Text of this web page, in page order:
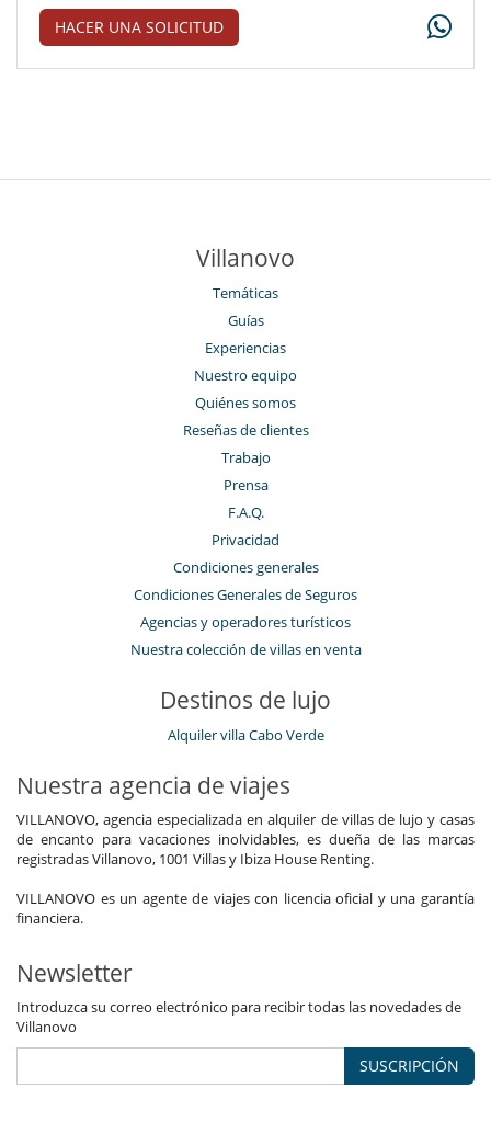
HACER UNA SOLICITUD
Villanovo
Temáticas
Guías
Experiencias
Nuestro equipo
Quiénes somos
Reseñas de clientes
Trabajo
Prensa
F.A.Q.
Privacidad
Condiciones generales
Condiciones Generales de Seguros
Agencias y operadores turísticos
Nuestra colección de villas en venta
Destinos de lujo
Alquiler villa Cabo Verde
Nuestra agencia de viajes
VILLANOVO, agencia especializada en alquiler de villas de lujo y casas
de encanto para vacaciones inolvidables, es dueña de las marcas
registradas Villanovo, 1001 Villas y Ibiza House Renting.
VILLANOVO es un agente de viajes con licencia oficial y una garantía
financiera.
Newsletter
Introduzca su correo electrónico para recibir todas las novedades de
Villanovo
SUSCRIPCIÓN